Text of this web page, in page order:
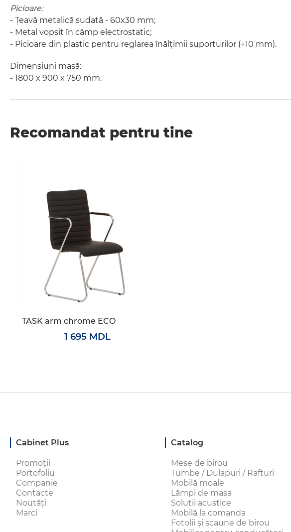
Picioare:
- Țeavă metalică sudată - 60x30 mm;
- Metal vopsit în câmp electrostatic;
- Picioare din plastic pentru reglarea înălțimii suporturilor (+10 mm).
Dimensiuni masă:
- 1800 x 900 x 750 mm.
Recomandat pentru tine
TASK arm chrome ECO
1 695 MDL
Cabinet Plus
Promoții
Portofoliu
Companie
Contacte
Noutăți
Marci
Catalog
Mese de birou
Tumbe / Dulapuri / Rafturi
Mobilă moale
Lămpi de masa
Solutii acustice
Mobilă la comanda
Fotolii și scaune de birou